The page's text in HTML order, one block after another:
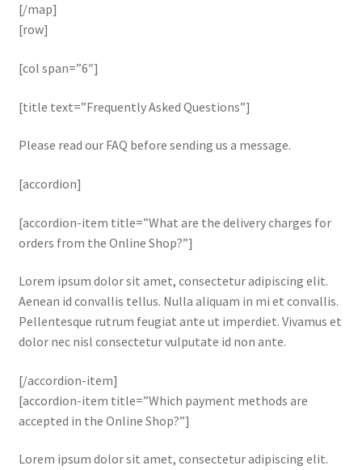
[/map]
[row]
[col span=”6″]
[title text=”Frequently Asked Questions”]
Please read our FAQ before sending us a message.
[accordion]
[accordion-item title=”What are the delivery charges for
orders from the Online Shop?”]
Lorem ipsum dolor sit amet, consectetur adipiscing elit.
Aenean id convallis tellus. Nulla aliquam in mi et convallis.
Pellentesque rutrum feugiat ante ut imperdiet. Vivamus et
dolor nec nisl consectetur vulputate id non ante.
[/accordion-item]
[accordion-item title=”Which payment methods are
accepted in the Online Shop?”]
Lorem ipsum dolor sit amet, consectetur adipiscing elit.